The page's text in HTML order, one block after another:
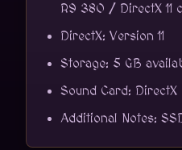
R9 380 / DirectX 11
DirectX: Version 11
Storage: 5 GB
Sound Card:
Additional Notes: